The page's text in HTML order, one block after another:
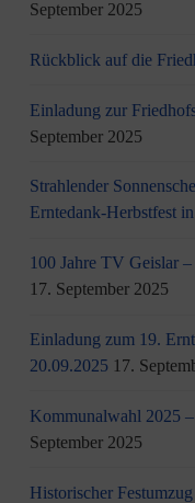
September 2025
Rückblick auf die
Einladung zur
September 2025
Strahlender
Erntedank-Herbstfest
100 Jahre TV Geislar
17. September 2025
Einladung zum 19.
20.09.2025 17.
Kommunalwahl 2025
September 2025
Historischer